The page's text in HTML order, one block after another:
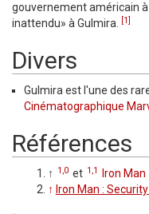
gouvernement américain
inattendu» à Gulmira.
[1]
Divers
Gulmira est l'une des
Cinématographique
Références
↑ 1,0 et 1,1
Iron Man
↑ Iron Man :